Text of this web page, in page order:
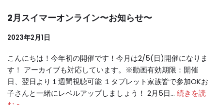
2月スイマーオンライン〜お知らせ〜
2023年2月1日
こんにちは！今年初の開催です！今月は2/5(日)開催になりま
す！ アーカイブも対応しています。※動画有効期限：開催
日、翌日より１週間視聴可能 １タブレット家族皆で参加OKお
子さんと一緒にレベルアップしましょう！ 2月5日… 続きを読